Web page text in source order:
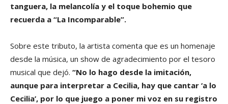
tanguera, la melancolía y el toque bohemio que
recuerda a “La Incomparable”.
Sobre este tributo, la artista comenta que es un homenaje
desde la música, un show de agradecimiento por el tesoro
musical que dejó. “No lo hago desde la imitación,
aunque para interpretar a Cecilia, hay que cantar ‘a lo
Cecilia’, por lo que juego a poner mi voz en su registro